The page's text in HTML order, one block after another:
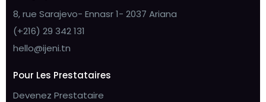
8, rue Sarajevo- Ennasr 1- 2037 Ariana
(+216) 29 342 131
hello@ijeni.tn
Pour Les Prestataires
Devenez Prestataire